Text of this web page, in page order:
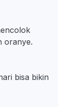
oranye.
bisa bikin